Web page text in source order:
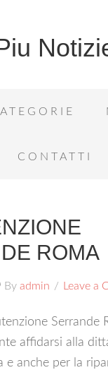
CONTATTI
ROMA
Byadmin Leave a
Serrande
affidarsi alla
e anche per la